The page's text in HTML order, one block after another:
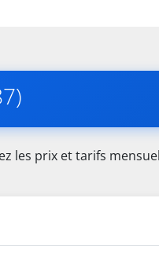
les prix et tarifs